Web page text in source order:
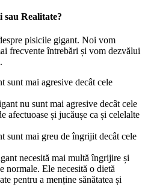
Realitate?
pisicile gigant. Noi vom
frecvente întrebări și vom dezvălui
sunt mai agresive decât cele
nu sunt mai agresive decât cele
afectuoase și jucăușe ca și celelalte
sunt mai greu de îngrijit decât cele
necesită mai multă îngrijire și
normale. Ele necesită o dietă
pentru a menține sănătatea și